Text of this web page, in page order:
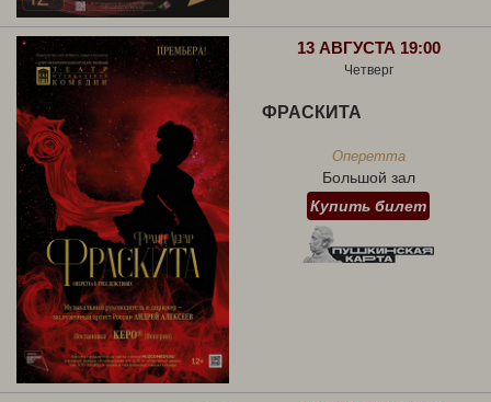
13 АВГУСТА 19:00
Четверг
ФРАСКИТА
Оперетта
Большой зал
Купить билет